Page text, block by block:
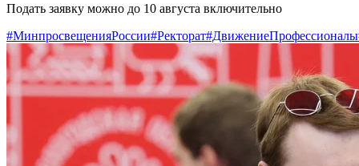
Подать заявку можно до 10 августа включительно
#МинпросвещенияРоссии#Ректорат#ДвижениеПрофессионалы